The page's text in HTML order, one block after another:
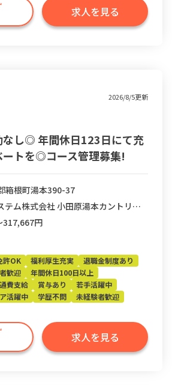
求人を見る
2026/8/5更新
なし◎ 年間休日123日にて充
ートを◎コース管理募集!
箱根町湯本390-37
株式会社 小田原湯本カントリークラブ
317,667円
求人を見る
許OK 福利厚生充実
退職金制度あり
歓迎
年間休日100日以上
費支給 賞与あり
若手活躍中
活躍中 学歴不問 未経験者歓迎